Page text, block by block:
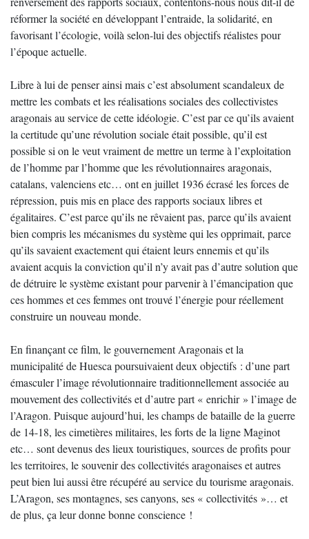
réformer la société en développant l’entraide, la solidarité, en
favorisant l’écologie, voilà selon-lui des objectifs réalistes pour
l’époque actuelle.
Libre à lui de penser ainsi mais c’est absolument scandaleux de
mettre les combats et les réalisations sociales des collectivistes
aragonais au service de cette idéologie. C’est par ce qu’ils avaient
la certitude qu’une révolution sociale était possible, qu’il est
possible si on le veut vraiment de mettre un terme à l’exploitation
de l’homme par l’homme que les révolutionnaires aragonais,
catalans, valenciens etc… ont en juillet 1936 écrasé les forces de
répression, puis mis en place des rapports sociaux libres et
égalitaires. C’est parce qu’ils ne rêvaient pas, parce qu’ils avaient
bien compris les mécanismes du système qui les opprimait, parce
qu’ils savaient exactement qui étaient leurs ennemis et qu’ils
avaient acquis la conviction qu’il n’y avait pas d’autre solution que
de détruire le système existant pour parvenir à l’émancipation que
ces hommes et ces femmes ont trouvé l’énergie pour réellement
construire un nouveau monde.
En finançant ce film, le gouvernement Aragonais et la
municipalité de Huesca poursuivaient deux objectifs : d’une part
émasculer l’image révolutionnaire traditionnellement associée au
mouvement des collectivités et d’autre part « enrichir » l’image de
l’Aragon. Puisque aujourd’hui, les champs de bataille de la guerre
de 14-18, les cimetières militaires, les forts de la ligne Maginot
etc… sont devenus des lieux touristiques, sources de profits pour
les territoires, le souvenir des collectivités aragonaises et autres
peut bien lui aussi être récupéré au service du tourisme aragonais.
L’Aragon, ses montagnes, ses canyons, ses « collectivités »… et
de plus, ça leur donne bonne conscience !